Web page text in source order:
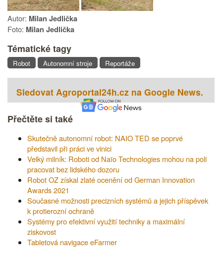
Autor: Milan Jedlička
Foto: Milan Jedlička
Tématické tagy
Robot Autonomní stroje Reportáže
Sledovat Agroportal24h.cz na Google News.
Přečtěte si také
Skutečně autonomní robot: NAIO TED se poprvé
představil při práci ve vinici
Velký milník: Roboti od Naïo Technologies mohou na poli
pracovat bez lidského dozoru
Robot OZ získal zlaté ocenění od German Innovation
Awards 2021
Současné možnosti precizních systémů a jejich příspěvek
k protierozní ochraně
Systémy pro efektivní využití techniky a maximální
ziskovost
Tabletová navigace eFarmer